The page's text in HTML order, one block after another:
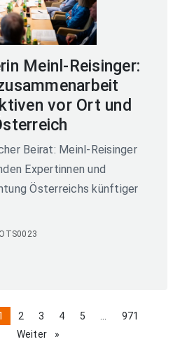
Meinl-Reisinger:
vor Ort und
Beirat: Meinl-Reisinger
Expertinnen und
Österreichs künftiger
OTS0023
page
2 page
3 page
4 page
5 pagepage
971
Weiter
page